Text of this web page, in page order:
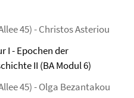
45) - Christos Asteriou
I - Epochen der
II (BA Modul 6)
45) - Olga Bezantakou